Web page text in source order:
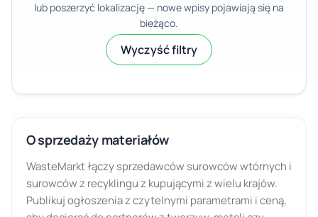
lub poszerzyć lokalizację — nowe wpisy pojawiają się na
bieżąco.
Wyczyść filtry
O sprzedaży materiałów
WasteMarkt łączy sprzedawców surowców wtórnych i
surowców z recyklingu z kupującymi z wielu krajów.
Publikuj ogłoszenia z czytelnymi parametrami i ceną,